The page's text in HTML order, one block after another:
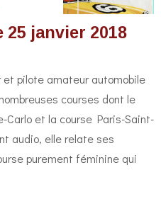
25 janvier 2018
pilote amateur automobile
courses dont le
Carlo et la course Paris-Saint-
audio, elle relate ses
purement féminine qui